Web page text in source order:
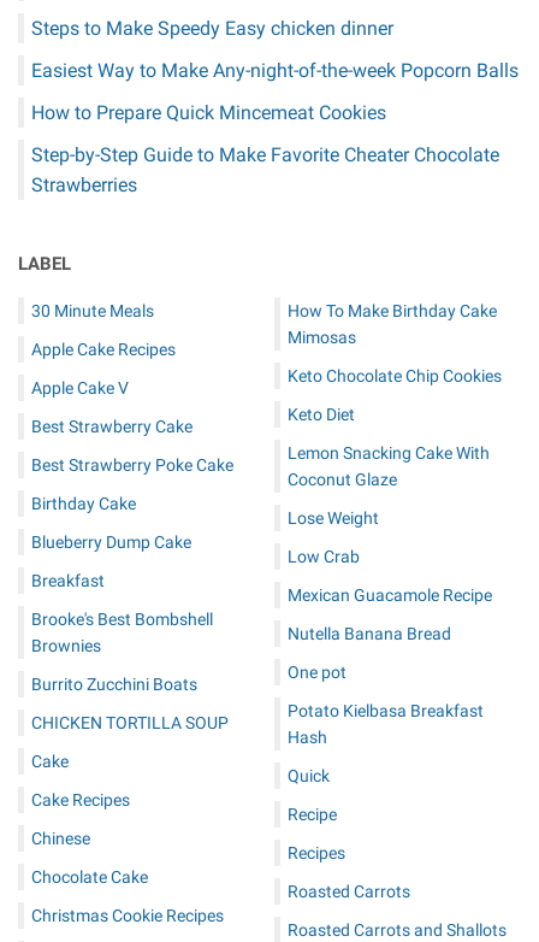
Steps to Make Speedy Easy chicken dinner
Easiest Way to Make Any-night-of-the-week Popcorn Balls
How to Prepare Quick Mincemeat Cookies
Step-by-Step Guide to Make Favorite Cheater Chocolate
Strawberries
LABEL
30 Minute Meals
Apple Cake Recipes
Apple Cake V
Best Strawberry Cake
Best Strawberry Poke Cake
Birthday Cake
Blueberry Dump Cake
Breakfast
Brooke's Best Bombshell
Brownies
Burrito Zucchini Boats
CHICKEN TORTILLA SOUP
Cake
Cake Recipes
Chinese
Chocolate Cake
Christmas Cookie Recipes
How To Make Birthday Cake
Mimosas
Keto Chocolate Chip Cookies
Keto Diet
Lemon Snacking Cake With
Coconut Glaze
Lose Weight
Low Crab
Mexican Guacamole Recipe
Nutella Banana Bread
One pot
Potato Kielbasa Breakfast
Hash
Quick
Recipe
Recipes
Roasted Carrots
Roasted Carrots and Shallots